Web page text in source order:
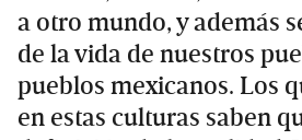
a otro mundo, y además
de la vida de nuestros
pueblos mexicanos. Los
en estas culturas saben